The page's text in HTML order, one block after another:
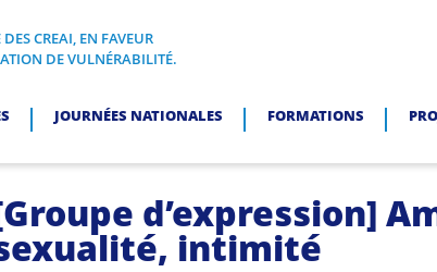
DES CREAI, EN FAVEUR DES PERSONNES EN
CREAI, EN FAVEUR
DE VULNÉRABILITÉ.
JOURNÉES NATIONALES FORMATIONS
d’expression]
intimité